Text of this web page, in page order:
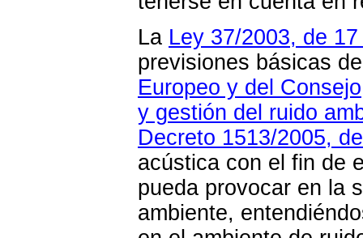
La Ley 37/2003, de
previsiones básicas
Europeo y del
y gestión del ruido
Decreto 1513/2005,
acústica con el fin de
pueda provocar en la
ambiente,